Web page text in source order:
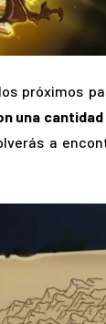
próximos
una
a